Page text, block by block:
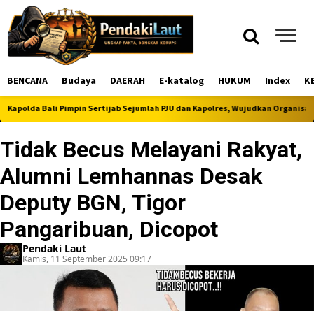
BENCANA Budaya DAERAH E-katalog HUKUM Index
Bali Pimpin Sertijab Sejumlah PJU dan Kapolres, Wujudkan Organisasi Polri
Tidak Becus Melayani Rakyat,
Alumni Lemhannas Desak
Deputy BGN, Tigor
Pangaribuan, Dicopot
Pendaki Laut
Kamis, 11 September 2025 09:17